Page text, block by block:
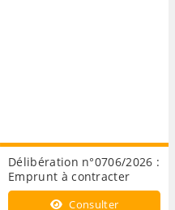
Délibération n°0706/2026 :
Emprunt à contracter
Consulter